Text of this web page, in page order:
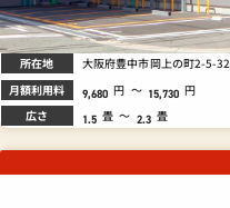
所在地 大阪府豊中市岡上の町2-5-32
月額利用料 9,680 円 ～ 15,730 円
広さ 1.5 畳 ～ 2.3 畳